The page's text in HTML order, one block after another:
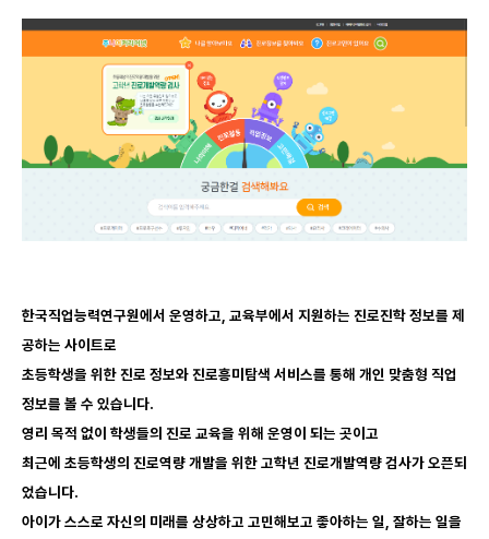
한국직업능력연구원에서 운영하고, 교육부에서 지원하는 진로진학 정보를 제
공하는 사이트로
초등학생을 위한 진로 정보와 진로흥미탐색 서비스를 통해 개인 맞춤형 직업
정보를 볼 수 있습니다.
영리 목적 없이 학생들의 진로 교육을 위해 운영이 되는 곳이고
최근에 초등학생의 진로역량 개발을 위한 고학년 진로개발역량 검사가 오픈되
었습니다.
아이가 스스로 자신의 미래를 상상하고 고민해보고 좋아하는 일, 잘하는 일을